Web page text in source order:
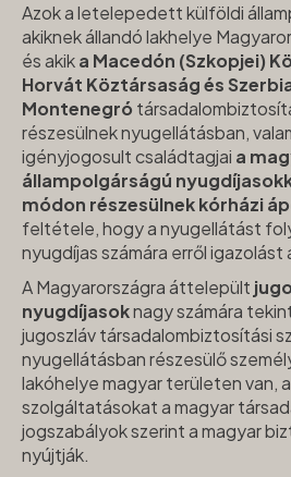
Azok a letelepedett külföldi
akiknek állandó lakhelye
és akika Macedón (Szkopjei)
Horvát Köztársaság és
Montenegró
részesülnek nyugellátásban,
igényjogosult családtagjai a
állampolgárságú
módon részesülnek kórházi
feltétele, hogy a nyugellátást
nyugdíjas számára erről igazolást
A Magyarországra áttelepült
nyugdíjasoknagy számára
jugoszláv társadalombiztosítási
nyugellátásban részesülő
lakóhelye magyar területen van,
szolgáltatásokat a magyar
jogszabályok szerint a magyar
nyújtják.